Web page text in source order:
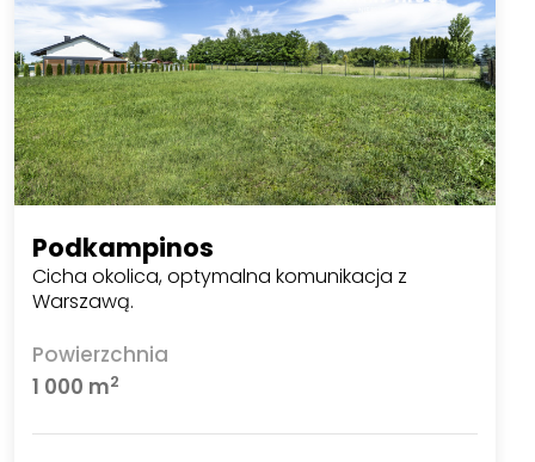
Podkampinos
Cicha okolica, optymalna komunikacja z
Warszawą.
Powierzchnia
1 000 m2